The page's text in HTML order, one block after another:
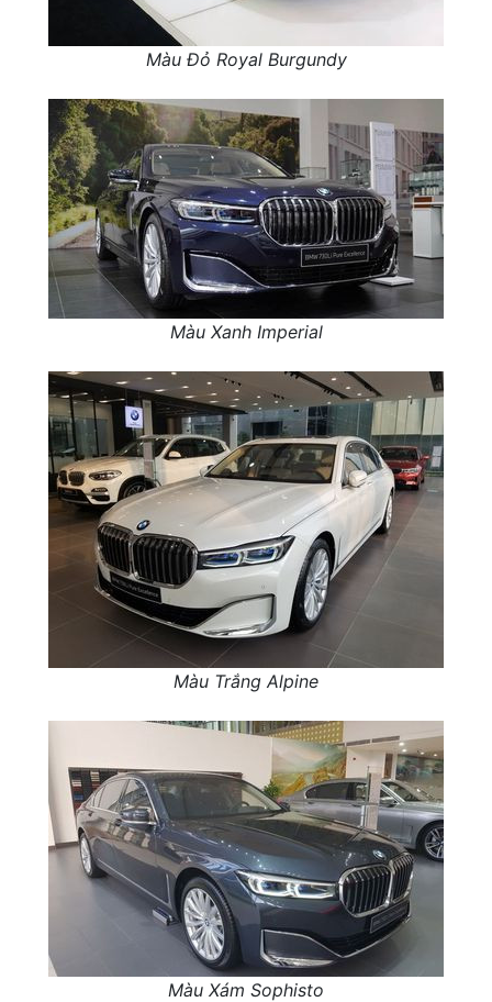
Màu Đỏ Royal Burgundy
Màu Xanh Imperial
Màu Trắng Alpine
Màu Xám Sophisto